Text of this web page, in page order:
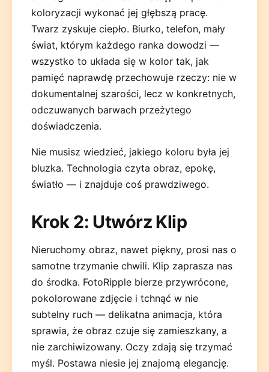
koloryzacji wykonać jej głębszą pracę.
Twarz zyskuje ciepło. Biurko, telefon, mały
świat, którym każdego ranka dowodzi —
wszystko to układa się w kolor tak, jak
pamięć naprawdę przechowuje rzeczy: nie w
dokumentalnej szarości, lecz w konkretnych,
odczuwanych barwach przeżytego
doświadczenia.
Nie musisz wiedzieć, jakiego koloru była jej
bluzka. Technologia czyta obraz, epokę,
światło — i znajduje coś prawdziwego.
Krok 2: Utwórz Klip
Nieruchomy obraz, nawet piękny, prosi nas o
samotne trzymanie chwili. Klip zaprasza nas
do środka. FotoRipple bierze przywrócone,
pokolorowane zdjęcie i tchnąć w nie
subtelny ruch — delikatna animacja, która
sprawia, że obraz czuje się zamieszkany, a
nie zarchiwizowany. Oczy zdają się trzymać
myśl. Postawa niesie jej znajomą elegancję.